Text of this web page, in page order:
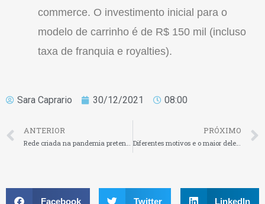
commerce. O investimento inicial para o
modelo de carrinho é de R$ 150 mil (incluso
taxa de franquia e royalties).
Sara Caprario 30/12/2021 08:00
ANTERIOR
Rede criada na pandemia pretende vender R$ 120 milhões em 2022
PRÓXIMO
Diferentes motivos e o maior deles para uma consciência afetiva, coletiva
Facebook Twitter LinkedIn